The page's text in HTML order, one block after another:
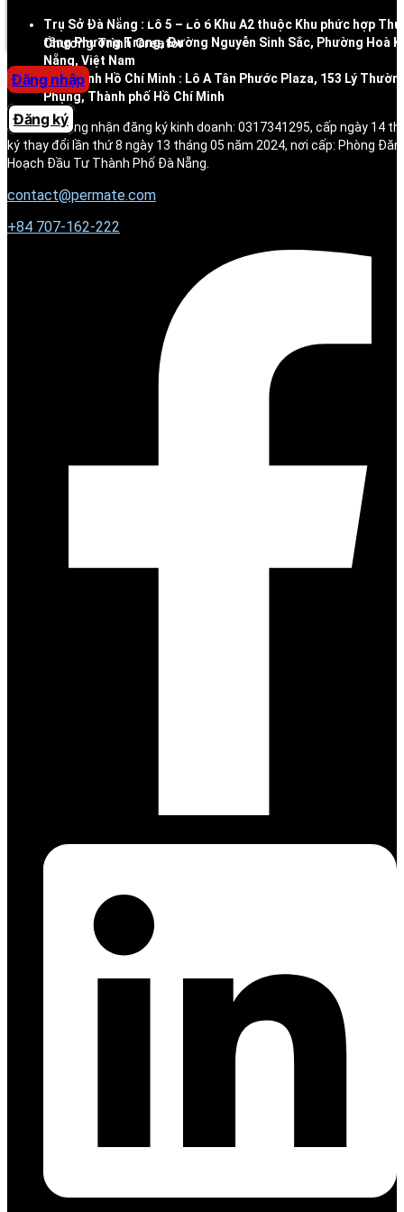
Trung tâm trợ giúp
Chương Trình Creator
Đăng nhập
Đăng ký
Trụ Sở Đà Nẵng : Lô 5 – Lô 6 Khu A2 thuộc Khu phức hợp
tầng Phương Trang, Đường Nguyễn Sinh Sắc, Phường Hoà
Nẵng, Việt Nam
Chi nhánh Hồ Chí Minh : Lô A Tân Phước Plaza, 153 Lý
Phụng, Thành phố Hồ Chí Minh
Số giấy chứng nhận đăng ký kinh doanh: 0317341295, cấp ngày 14
ký thay đổi lần thứ 8 ngày 13 tháng 05 năm 2024, nơi cấp: Phòng
Hoạch Đầu Tư Thành Phố Đà Nẵng.
contact@permate.com
+84 707-162-222